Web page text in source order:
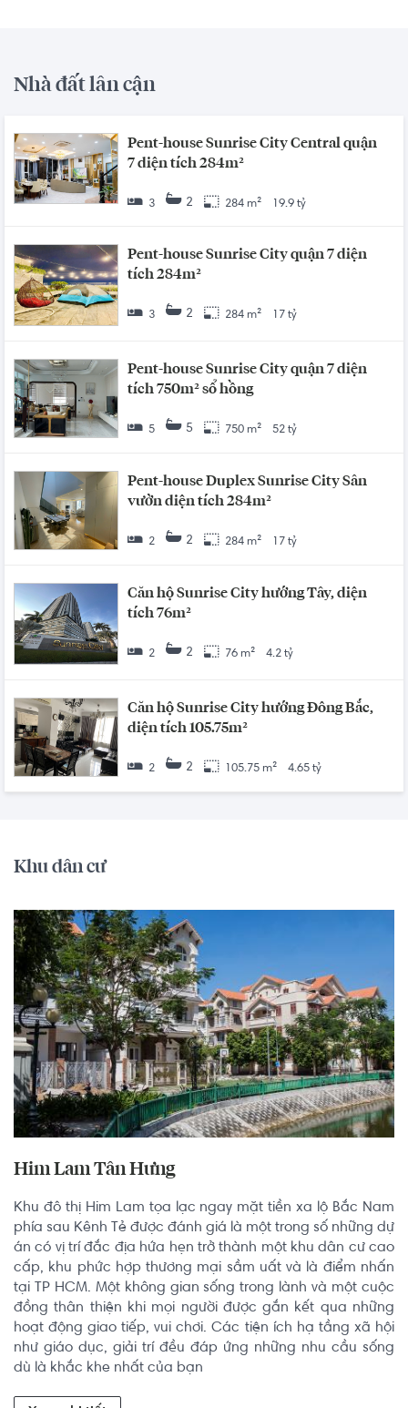
Nhà đất lân cận
Pent-house Sunrise City Central quận
7 diện tích 284m²
3 2 284 m² 19.9 tỷ
Pent-house Sunrise City quận 7 diện
tích 284m²
3 2 284 m² 17 tỷ
Pent-house Sunrise City quận 7 diện
tích 750m² sổ hồng
5 5 750 m² 52 tỷ
Pent-house Duplex Sunrise City Sân
vườn diện tích 284m²
2 2 284 m² 17 tỷ
Căn hộ Sunrise City hướng Tây, diện
tích 76m²
2 2 76 m² 4.2 tỷ
Căn hộ Sunrise City hướng Đông Bắc,
diện tích 105.75m²
2 2 105.75 m² 4.65 tỷ
Khu dân cư
Him Lam Tân Hưng
Khu đô thị Him Lam tọa lạc ngay mặt tiền xa lộ Bắc Nam
phía sau Kênh Tẻ được đánh giá là một trong số những dự
án có vị trí đắc địa hứa hẹn trở thành một khu dân cư cao
cấp, khu phức hợp thương mại sầm uất và là điểm nhấn
tại TP HCM. Một không gian sống trong lành và một cuộc
đồng thân thiện khi mọi người được gắn kết qua những
hoạt động giao tiếp, vui chơi. Các tiện ích hạ tầng xã hội
như giáo dục, giải trí đều đáp ứng những nhu cầu sống
dù là khắc khe nhất của bạn